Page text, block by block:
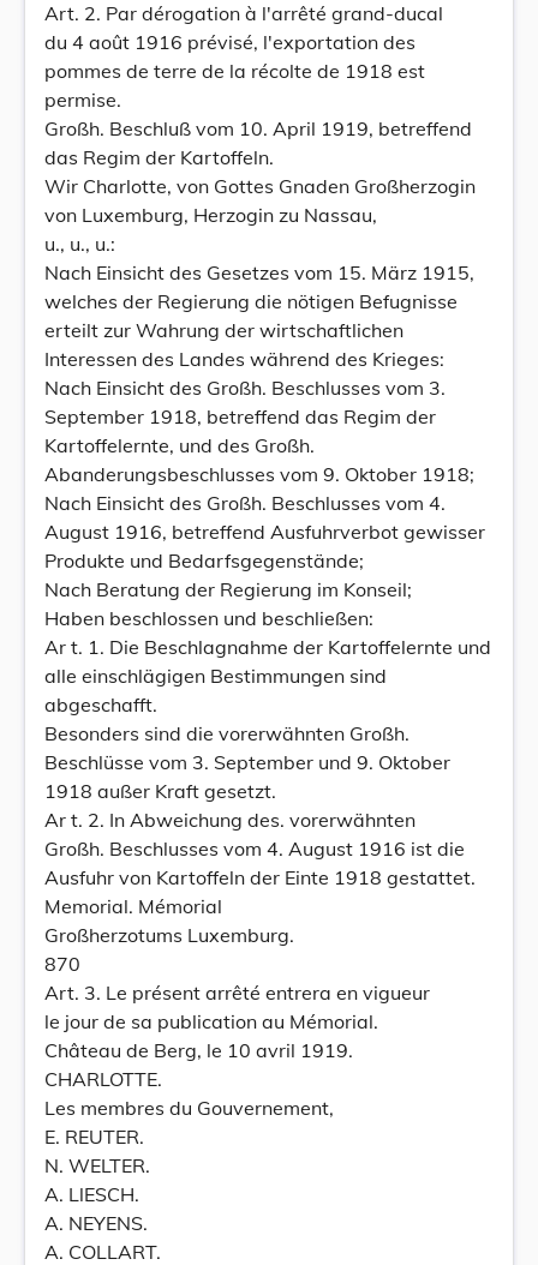
Art. 2. Par dérogation à l'arrêté grand-ducal
du 4 août 1916 prévisé, l'exportation des
pommes de terre de la récolte de 1918 est
permise.
Großh. Beschluß vom 10. April 1919, betreffend
das Regim der Kartoffeln.
Wir Charlotte, von Gottes Gnaden Großherzogin
von Luxemburg, Herzogin zu Nassau,
u., u., u.:
Nach Einsicht des Gesetzes vom 15. März 1915,
welches der Regierung die nötigen Befugnisse
erteilt zur Wahrung der wirtschaftlichen
Interessen des Landes während des Krieges:
Nach Einsicht des Großh. Beschlusses vom 3.
September 1918, betreffend das Regim der
Kartoffelernte, und des Großh.
Abanderungsbeschlusses vom 9. Oktober 1918;
Nach Einsicht des Großh. Beschlusses vom 4.
August 1916, betreffend Ausfuhrverbot gewisser
Produkte und Bedarfsgegenstände;
Nach Beratung der Regierung im Konseil;
Haben beschlossen und beschließen:
Ar t. 1. Die Beschlagnahme der Kartoffelernte und
alle einschlägigen Bestimmungen sind
abgeschafft.
Besonders sind die vorerwähnten Großh.
Beschlüsse vom 3. September und 9. Oktober
1918 außer Kraft gesetzt.
Ar t. 2. In Abweichung des. vorerwähnten
Großh. Beschlusses vom 4. August 1916 ist die
Ausfuhr von Kartoffeln der Einte 1918 gestattet.
Memorial. Mémorial
Großherzotums Luxemburg.
870
Art. 3. Le présent arrêté entrera en vigueur
le jour de sa publication au Mémorial.
Château de Berg, le 10 avril 1919.
CHARLOTTE.
Les membres du Gouvernement,
E. REUTER.
N. WELTER.
A. LlESCH.
A. NEYENS.
A. COLLART.